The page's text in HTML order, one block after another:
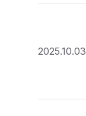
2025.10.03